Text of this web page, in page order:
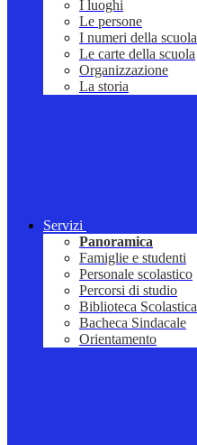
I luoghi
Le persone
I numeri della scuola
Le carte della scuola
Organizzazione
La storia
Servizi
Panoramica
Famiglie e studenti
Personale scolastico
Percorsi di studio
Biblioteca Scolastica
Bacheca Sindacale
Orientamento